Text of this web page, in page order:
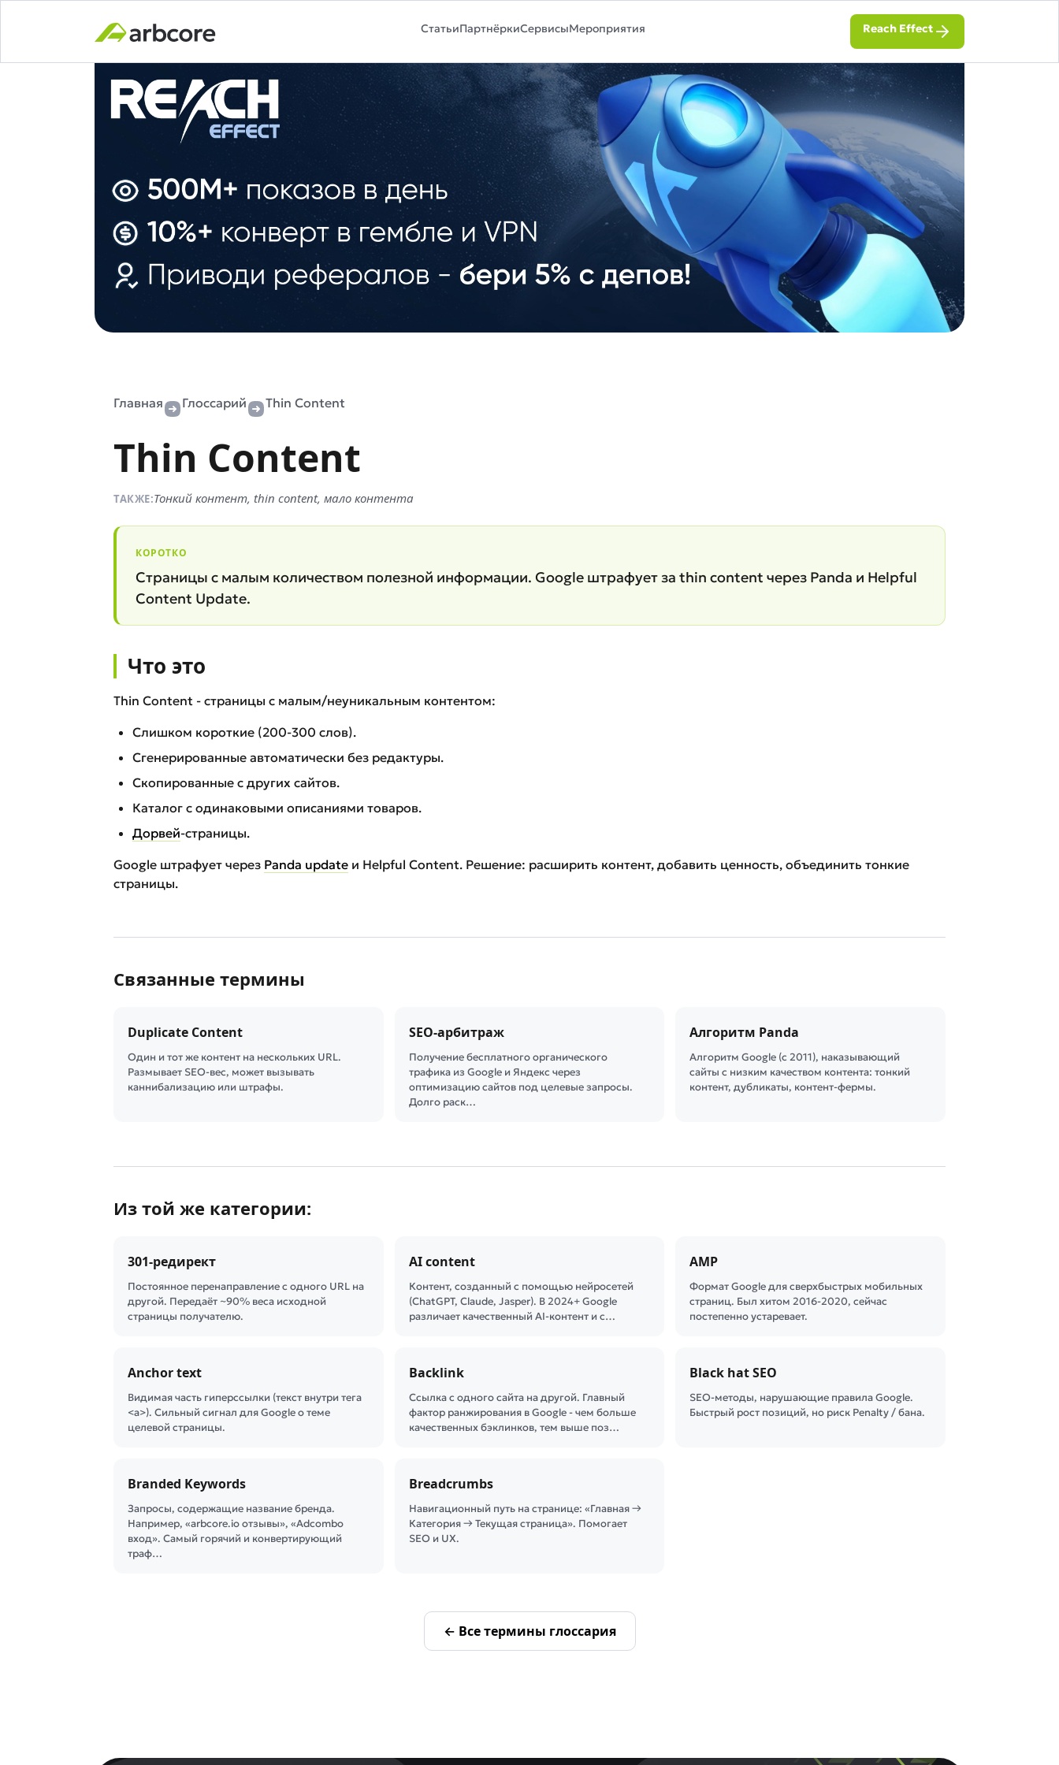
СтатьиПартнёркиСервисыМероприятия Reach Effect
Главная Глоссарий Thin Content
Thin Content
ТАКЖЕ:Тонкий контент, thin content, мало контента
КОРОТКО
Страницы с малым количеством полезной информации. Google штрафует за thin content через Panda и Helpful
Content Update.
Что это
Thin Content - страницы с малым/неуникальным контентом:
Слишком короткие (200-300 слов).
Сгенерированные автоматически без редактуры.
Скопированные с других сайтов.
Каталог с одинаковыми описаниями товаров.
Дорвей-страницы.
Google штрафует через Panda update и Helpful Content. Решение: расширить контент, добавить ценность, объединить тонкие
страницы.
Связанные термины
Duplicate Content
Один и тот же контент на нескольких URL.
Размывает SEO-вес, может вызывать
каннибализацию или штрафы.
SEO-арбитраж
Получение бесплатного органического
трафика из Google и Яндекс через
оптимизацию сайтов под целевые запросы.
Долго раск…
Алгоритм Panda
Алгоритм Google (с 2011), наказывающий
сайты с низким качеством контента: тонкий
контент, дубликаты, контент-фермы.
Из той же категории:
301-редирект
Постоянное перенаправление с одного URL на
другой. Передаёт ~90% веса исходной
страницы получателю.
AI content
Контент, созданный с помощью нейросетей
(ChatGPT, Claude, Jasper). В 2024+ Google
различает качественный AI-контент и с…
AMP
Формат Google для сверхбыстрых мобильных
страниц. Был хитом 2016-2020, сейчас
постепенно устаревает.
Anchor text
Видимая часть гиперссылки (текст внутри тега
<a>). Сильный сигнал для Google о теме
целевой страницы.
Backlink
Ссылка с одного сайта на другой. Главный
фактор ранжирования в Google - чем больше
качественных бэклинков, тем выше поз…
Black hat SEO
SEO-методы, нарушающие правила Google.
Быстрый рост позиций, но риск Penalty / банa.
Branded Keywords
Запросы, содержащие название бренда.
Например, «arbcore.io отзывы», «Adcombo
вход». Самый горячий и конвертирующий
траф…
Breadcrumbs
Навигационный путь на странице: «Главная →
Категория → Текущая страница». Помогает
SEO и UX.
← Все термины глоссария